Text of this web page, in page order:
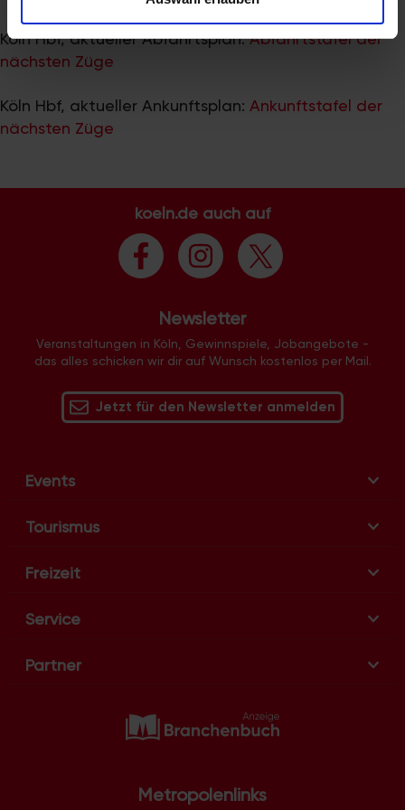
analysieren. Außerdem geben wir Informationen zu Ihrer
Verwendung unserer Website an unsere Partner für
soziale Medien, Werbung und Analysen weiter. Unsere
weiteren Daten zusammen, die Sie ihnen bereitgestellt
haben oder die sie im Rahmen Ihrer Nutzung der Dienste
Köln Hbf, aktueller Abfahrtsplan:Abfahrtstafel der
nächsten Züge
Köln Hbf, aktueller Ankunftsplan: Ankunftstafel der
nächsten Züge
koeln.de auch auf
Newsletter
Veranstaltungen in Köln, Gewinnspiele, Jobangebote -
das alles schicken wir dir auf Wunsch kostenlos per Mail.
Jetzt für den Newsletter anmelden
Events
Tourismus
Freizeit
Service
Partner
Metropolenlinks